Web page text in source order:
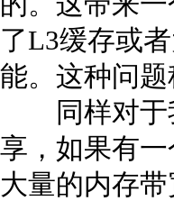
了L3缓存或
能。这种问题
同样对于我
享，如果有
大量的内存